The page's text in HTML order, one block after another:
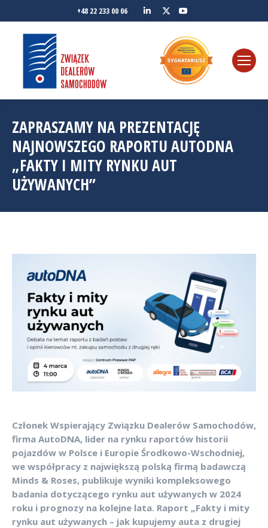
+48 22 233 00 06
Linkedin
Twitter
ZAPRASZAMY NA PREZENTACJĘ
NAJNOWSZEGO RAPORTU AUTODNA
„FAKTY I MITY RYNKU AUT
UŻYWANYCH”
Członek Wspierający Związku Dealerów Samochodów,
firma AutoDNA, lider na rynku raportów historii
pojazdów w Polsce i Europie Środkowo-Wschodniej,
we współpracy z największą polską firmą badawczą
Minds & Roses, publikuje wyniki kompleksowego
badania dotyczącego rynku aut używanych w 2024
roku i prognozy na kolejne lata. Raport „Fakty i mity
rynku aut używanych – jak kupujemy auta z drugiej